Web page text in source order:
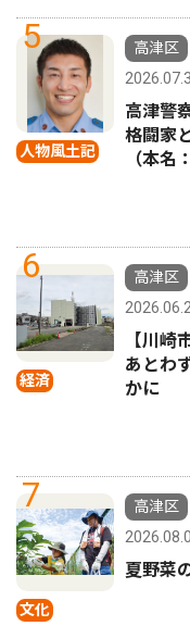
5
人物風土記
高津区
高津警
格闘家
（本
6
経済
高津区
【川崎
あとわ
かに
7
文化
高津区
夏野菜